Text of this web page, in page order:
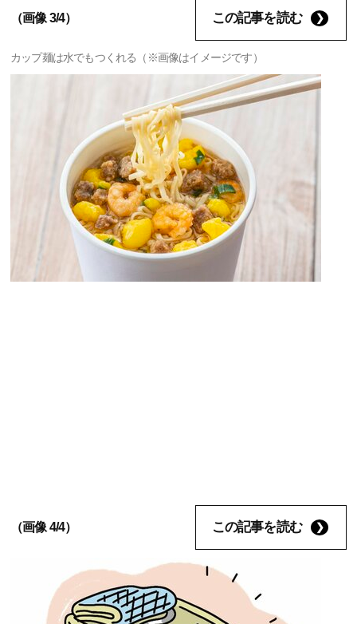
（画像 3/4） この記事を読む
カップ麺は水でもつくれる（※画像はイメージです）
（画像 4/4） この記事を読む